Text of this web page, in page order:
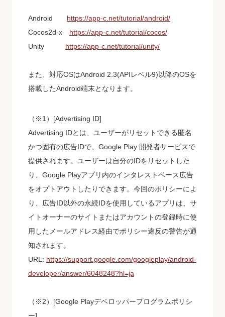
Android https://app-c.net/tutorial/android/
Cocos2d-x https://app-c.net/tutorial/cocos/
Unity https://app-c.net/tutorial/unity/
また、対応OSはAndroid 2.3(APIレベル9)以降のOSを
搭載したAndroid端末となります。
（※1）[Advertising ID]
Advertising IDとは、ユーザーがリセットできる匿名
かつ固有の広告IDで、Google Play 開発者サービスで
提供されます。ユーザーは自分のIDをリセットした
り、Google Playアプリ内のインタレストベース広告
をオプトアウトしたりできます。今回のポリシーによ
り、広告ID以外の永続IDを使用しているアプリは、サ
イトオーナーのサイトまたはアカウントの登録時に使
用したメールアドレス経由でポリシー違反の警告が通
知されます。
URL: https://support.google.com/googleplay/android-
developer/answer/6048248?hl=ja
（※2）[Google Playデベロッパープログラムポリシ
ー]